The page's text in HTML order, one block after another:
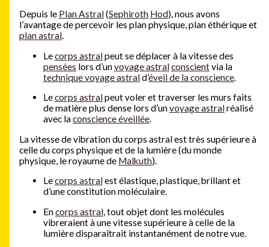
Depuis le Plan Astral(Sephiroth Hod), nous avons
l’avantage de percevoir les plan physique, plan éthérique et
plan astral.
Lecorps astralpeut se déplacer à la vitesse des
pensées lors d’unvoyage astralconscientvia la
technique voyage astrald’éveil de la conscience.
Lecorps astralpeut voler et traverser les murs faits
de matière plus dense lors d’unvoyage astralréalisé
avec laconscience éveillée.
La vitesse de vibration du corps astral est très supérieure à
celle du corps physique et de la lumière (du monde
physique, le royaume de Malkuth).
Lecorps astralest élastique, plastique, brillant et
d’une constitution moléculaire.
Encorps astral, tout objet dont les molécules
vibreraient à une vitesse supérieure à celle de la
lumière disparaîtrait instantanément de notre vue.